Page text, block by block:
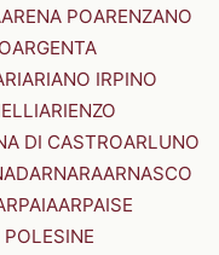
ARENA POARENZANO
ARGENTA
ARIANO IRPINO
ARIENZO
DI CASTROARLUNO
ARNARAARNASCO
ARPAISE